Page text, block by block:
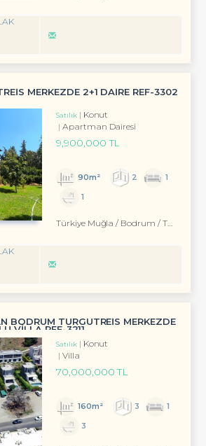
MERKEZDE 2+1 DAİRE REF-3302
Satılık
Konut
Apartman Dairesi
9,900,000 TL
90m² 2
1
1
Türkiye Muğla / Bodrum / Turgutreis
BODRUM TURGUTREİS MERKEZDE
VİLLA REF-3211
Satılık
Konut
Villa
70,000,000 TL
160m² 3
1
3